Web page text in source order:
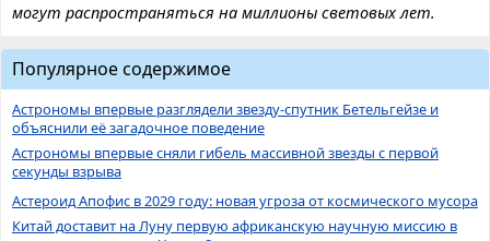
могут распространяться на миллионы световых лет.
Популярное содержимое
Астрономы впервые разглядели звезду-спутник Бетельгейзе и
объяснили её загадочное поведение
Астрономы впервые сняли гибель массивной звезды с первой
секунды взрыва
Астероид Апофис в 2029 году: новая угроза от космического мусора
Китай доставит на Луну первую африканскую научную миссию в